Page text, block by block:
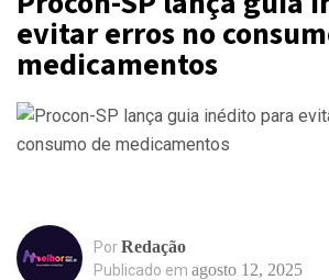
evitar erros no
medicamentos
PorRedação
Publicado em agosto 12, 2025